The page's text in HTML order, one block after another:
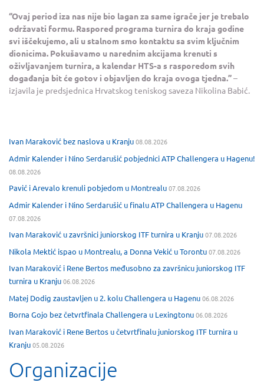
‘’Ovaj period iza nas nije bio lagan za same igrače jer je trebalo
održavati formu. Raspored programa turnira do kraja godine
svi iščekujemo, ali u stalnom smo kontaktu sa svim ključnim
dionicima. Pokušavamo u narednim akcijama krenuti s
oživljavanjem turnira, a kalendar HTS-a s rasporedom svih
događanja bit će gotov i objavljen do kraja ovoga tjedna.’’–
izjavila je predsjednica Hrvatskog teniskog saveza Nikolina Babić.
Ivan Maraković bez naslova u Kranju08.08.2026
Admir Kalender i Nino Serdarušić pobjednici ATP Challengera u Hagenu!
08.08.2026
Pavić i Arevalo krenuli pobjedom u Montrealu07.08.2026
Admir Kalender i Nino Serdarušić u finalu ATP Challengera u Hagenu
07.08.2026
Ivan Maraković u završnici juniorskog ITF turnira u Kranju07.08.2026
Nikola Mektić ispao u Montrealu, a Donna Vekić u Torontu07.08.2026
Ivan Maraković i Rene Bertos međusobno za završnicu juniorskog ITF
turnira u Kranju06.08.2026
Matej Dodig zaustavljen u 2. kolu Challengera u Hagenu06.08.2026
Borna Gojo bez četvrtfinala Challengera u Lexingtonu06.08.2026
Ivan Maraković i Rene Bertos u četvrtfinalu juniorskog ITF turnira u
Kranju05.08.2026
Organizacije